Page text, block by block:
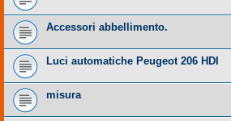
Accessori abbellimento.
Luci automatiche Peugeot 206 HDI
misura